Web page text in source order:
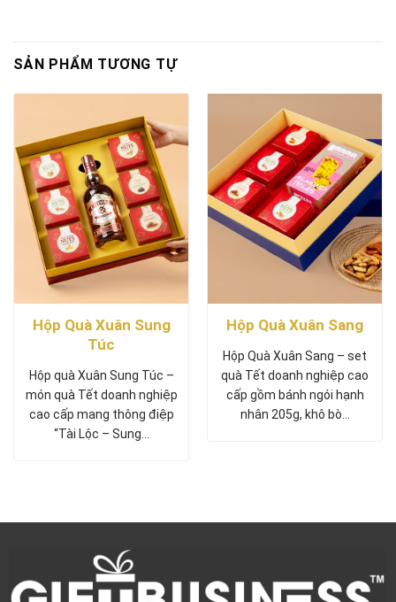
SẢN PHẨM TƯƠNG TỰ
Hộp Quà Xuân Sung
Túc
Hộp quà Xuân Sung Túc –
món quà Tết doanh nghiệp
cao cấp mang thông điệp
“Tài Lộc – Sung…
Hộp Quà Xuân Sang
Hộp Quà Xuân Sang – set
quà Tết doanh nghiệp cao
cấp gồm bánh ngói hạnh
nhân 205g, khô bò…